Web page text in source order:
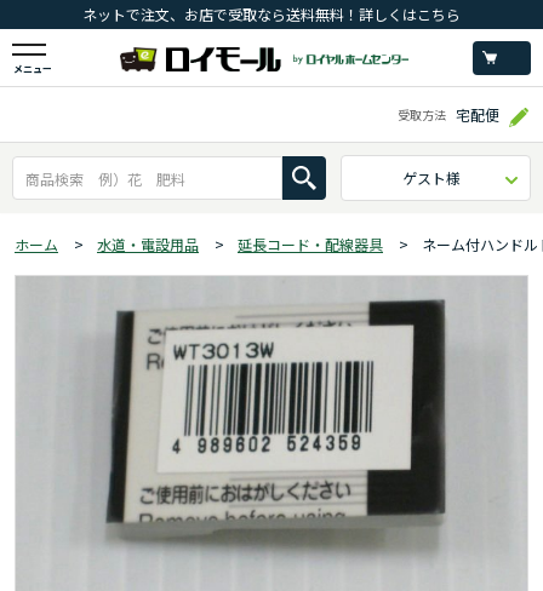
ネットで注文、お店で受取なら送料無料！詳しくはこちら
メニュー
受取方法 宅配便
ゲスト様
ホーム > 水道・電設用品 > 延長コード・配線器具 > ネーム付ハンド